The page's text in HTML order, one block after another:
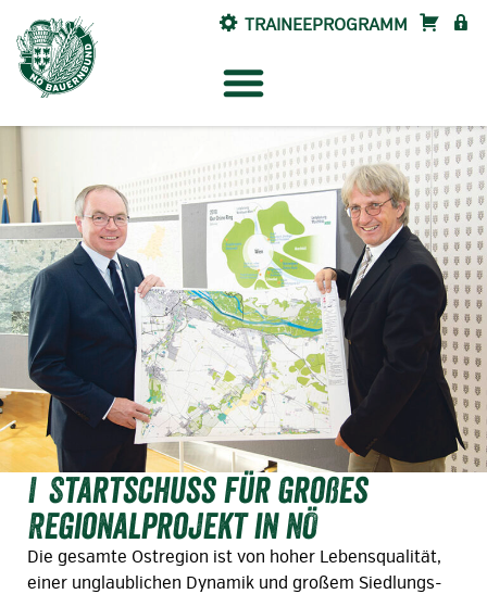
TRAINEEPROGRAMM SHOP
Startschuss für großes
Regionalprojekt in NÖ
Die gesamte Ostregion ist von hoher Lebensqualität,
einer unglaublichen Dynamik und großem Siedlungs-